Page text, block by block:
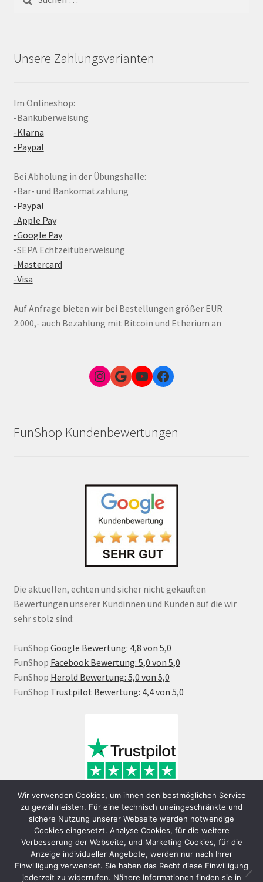
nach:
Unsere Zahlungsvarianten
Im Onlineshop:
-Banküberweisung
-Klarna
-Paypal
Bei Abholung in der Übungshalle:
-Bar- und Bankomatzahlung
-Paypal
-Apple Pay
-Google Pay
-SEPA Echtzeitüberweisung
-Mastercard
-Visa
Auf Anfrage bieten wir bei Bestellungen größer EUR
2.000,- auch Bezahlung mit Bitcoin und Etherium an
Instagram
Google Link zum FunShop WienYouTubeFacebook
FunShop Kundenbewertungen
Die aktuellen, echten und sicher nicht gekauften
Bewertungen unserer Kundinnen und Kunden auf die wir
sehr stolz sind:
FunShop Google Bewertung: 4,8 von 5,0
FunShop Facebook Bewertung: 5,0 von 5,0
FunShop Herold Bewertung: 5,0 von 5,0
FunShop Trustpilot Bewertung: 4,4 von 5,0
Wir verwenden Cookies, um ihnen den bestmöglichen Service
zu gewährleisten. Für eine technisch uneingeschränkte und
sichere Nutzung unserer Webseite werden notwendige
Cookies eingesetzt. Analyse Cookies, für die weitere
Verbesserung der Webseite, und Marketing Cookies, für die
Anzeige individueller Angebote, werden nur nach Ihrer
Einwilligung verwendet. Sie haben das Recht diese Einwilligung
jederzeit zu widerrufen. Nähere Informationen finden sie in